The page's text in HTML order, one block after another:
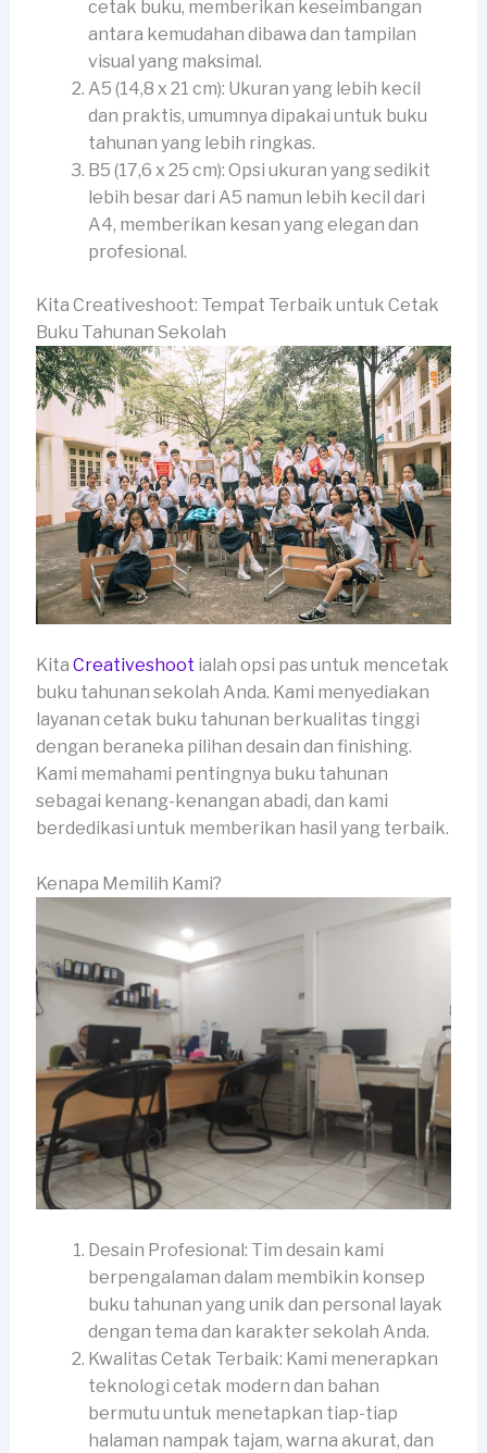
cetak buku, memberikan keseimbangan
antara kemudahan dibawa dan tampilan
visual yang maksimal.
A5 (14,8 x 21 cm): Ukuran yang lebih kecil
dan praktis, umumnya dipakai untuk buku
tahunan yang lebih ringkas.
B5 (17,6 x 25 cm): Opsi ukuran yang sedikit
lebih besar dari A5 namun lebih kecil dari
A4, memberikan kesan yang elegan dan
profesional.
Kita Creativeshoot: Tempat Terbaik untuk Cetak
Buku Tahunan Sekolah
Kita Creativeshoot ialah opsi pas untuk mencetak
buku tahunan sekolah Anda. Kami menyediakan
layanan cetak buku tahunan berkualitas tinggi
dengan beraneka pilihan desain dan finishing.
Kami memahami pentingnya buku tahunan
sebagai kenang-kenangan abadi, dan kami
berdedikasi untuk memberikan hasil yang terbaik.
Kenapa Memilih Kami?
Desain Profesional: Tim desain kami
berpengalaman dalam membikin konsep
buku tahunan yang unik dan personal layak
dengan tema dan karakter sekolah Anda.
Kwalitas Cetak Terbaik: Kami menerapkan
teknologi cetak modern dan bahan
bermutu untuk menetapkan tiap-tiap
halaman nampak tajam, warna akurat, dan